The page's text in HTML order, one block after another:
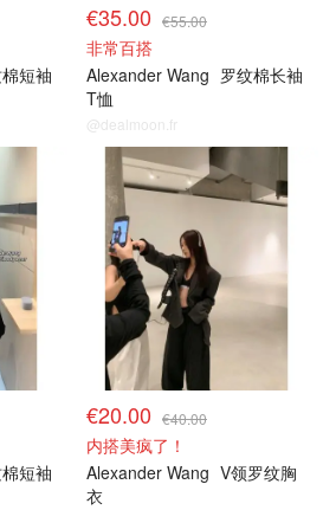
短袖
€35.00 €55.00
非常百搭
Alexander Wang 罗纹棉长袖
T恤
@dealmoon.fr
短袖
€20.00 €40.00
内搭美疯了！
Alexander Wang V领罗纹胸
衣